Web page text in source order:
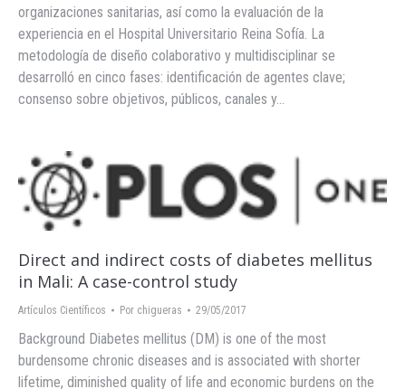
organizaciones sanitarias, así como la evaluación de la
experiencia en el Hospital Universitario Reina Sofía. La
metodología de diseño colaborativo y multidisciplinar se
desarrolló en cinco fases: identificación de agentes clave;
consenso sobre objetivos, públicos, canales y…
Direct and indirect costs of diabetes mellitus
in Mali: A case-control study
Artículos Científicos Por chigueras 29/05/2017
Background Diabetes mellitus (DM) is one of the most
burdensome chronic diseases and is associated with shorter
lifetime, diminished quality of life and economic burdens on the